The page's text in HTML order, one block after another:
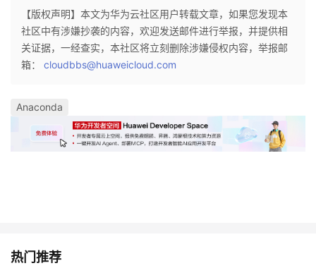
【版权声明】本文为华为云社区用户转载文章，如果您发现本
社区中有涉嫌抄袭的内容，欢迎发送邮件进行举报，并提供相
关证据，一经查实，本社区将立刻删除涉嫌侵权内容，举报邮
箱： cloudbbs@huaweicloud.com
Anaconda
热门推荐